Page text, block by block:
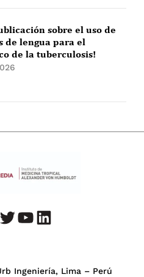
sobre el uso de
de lengua para el
de la tuberculosis!
twitter youtube LinkedIn
Ingeniería, Lima – Perú